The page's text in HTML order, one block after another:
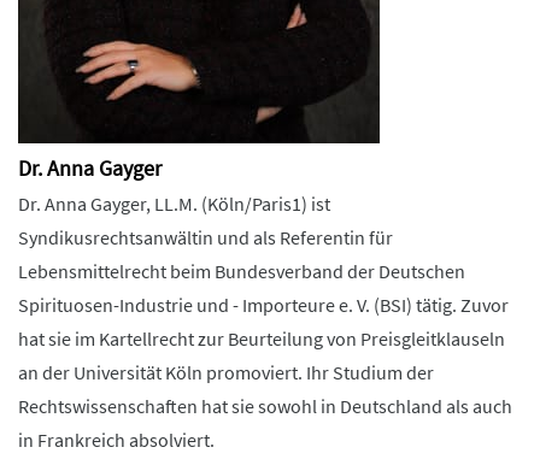
Dr. Anna Gayger
Dr. Anna Gayger, LL.M. (Köln/Paris1) ist
Syndikusrechtsanwältin und als Referentin für
Lebensmittelrecht beim Bundesverband der Deutschen
Spirituosen-Industrie und - Importeure e. V. (BSI) tätig. Zuvor
hat sie im Kartellrecht zur Beurteilung von Preisgleitklauseln
an der Universität Köln promoviert. Ihr Studium der
Rechtswissenschaften hat sie sowohl in Deutschland als auch
in Frankreich absolviert.